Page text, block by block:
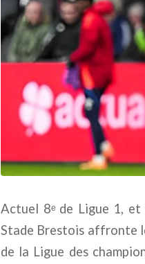
Actuel 8ᵉ de Ligue 1, et
Stade Brestois affronte
de la Ligue des